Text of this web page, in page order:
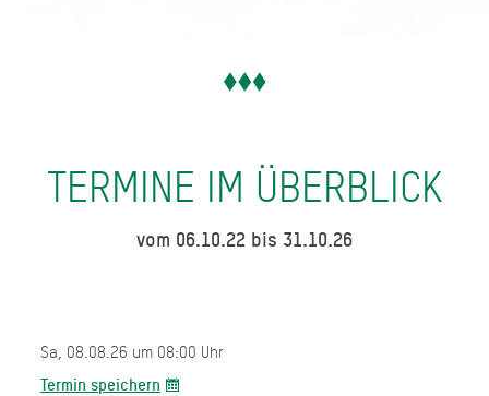
TERMINE IM ÜBERBLICK
vom 06.10.22 bis 31.10.26
Sa, 08.08.26 um 08:00 Uhr
Termin speichern